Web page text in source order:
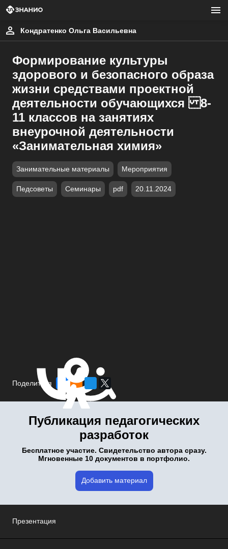
Кондратенко Ольга Васильевна
Формирование культуры
здорового и безопасного образа
жизни средствами проектной
деятельности обучающихся 8-
11 классов на занятиях
внеурочной деятельности
«Занимательная химия»
Занимательные материалы Мероприятия
Педсоветы Семинары pdf 20.11.2024
Поделиться
Публикация педагогических
разработок
Бесплатное участие. Свидетельство автора сразу.
Мгновенные 10 документов в портфолио.
Добавить материал
Презентация